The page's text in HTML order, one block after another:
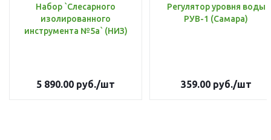
Набор `Слесарного
изолированного
инструмента №5а` (НИЗ)
5 890.00 руб./шт
Регулятор уровня воды
РУВ-1 (Самара)
359.00руб./шт